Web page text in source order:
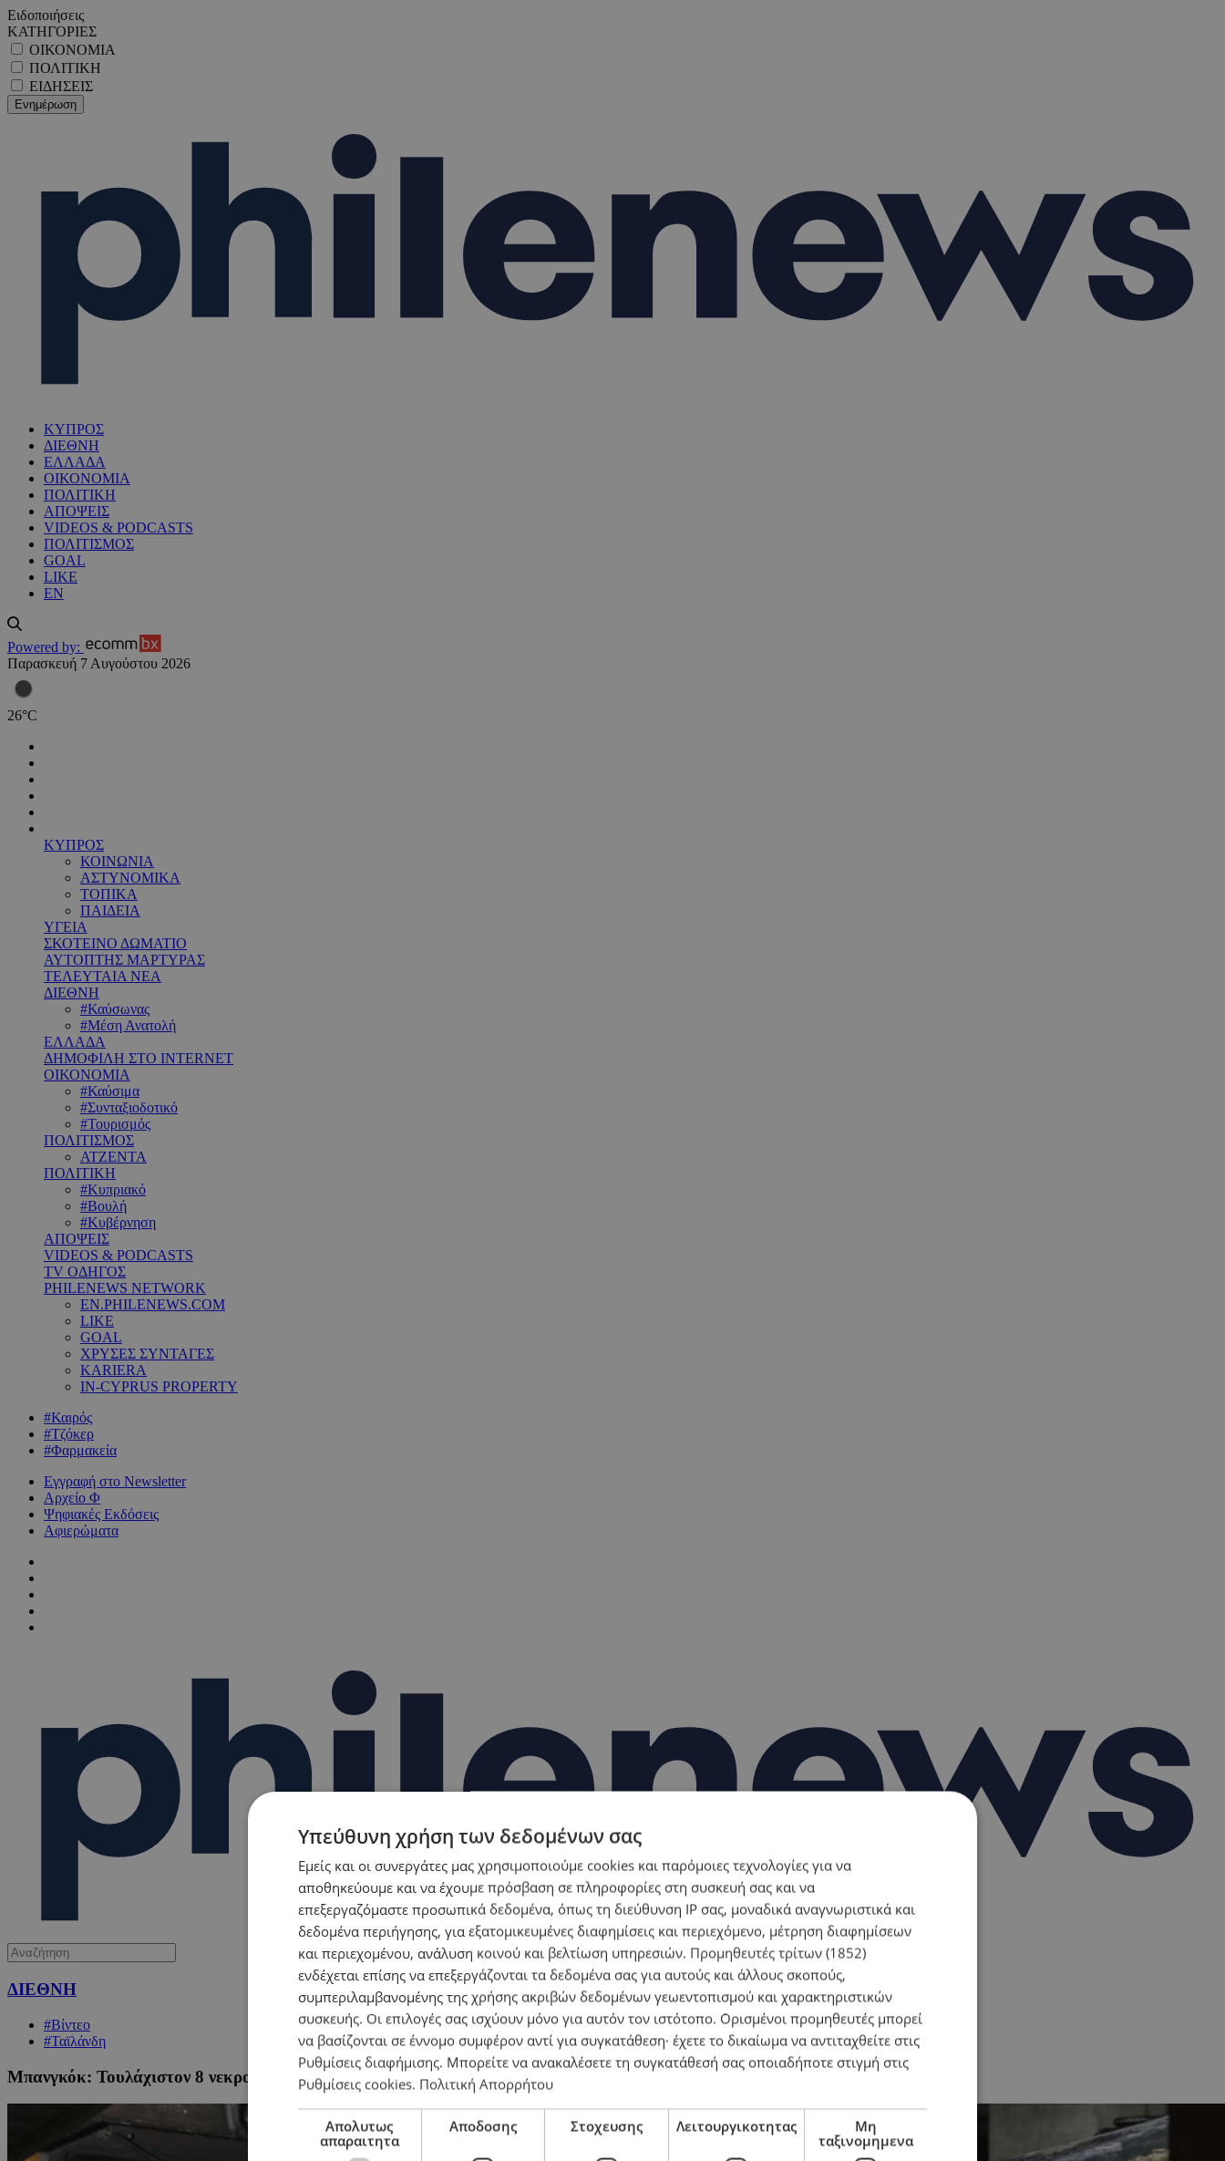
Ειδοποιήσεις
ΚΑΤΗΓΟΡΙΕΣ
ΟΙΚΟΝΟΜΙΑ
ΠΟΛΙΤΙΚΗ
ΕΙΔΗΣΕΙΣ
ΚΥΠΡΟΣ
ΔΙΕΘΝΗ
ΕΛΛΑΔΑ
ΟΙΚΟΝΟΜΙΑ
ΠΟΛΙΤΙΚΗ
ΑΠΟΨΕΙΣ
VIDEOS & PODCASTS
ΠΟΛΙΤΙΣΜΟΣ
GOAL
LIKE
EN
Powered by:
Παρασκευή 7 Αυγούστου 2026
26°C
ΚΥΠΡΟΣ
ΚΟΙΝΩΝΙΑ
ΑΣΤΥΝΟΜΙΚΑ
ΤΟΠΙΚΑ
ΠΑΙΔΕΙΑ
ΥΓΕΙΑ
ΣΚΟΤΕΙΝΟ ΔΩΜΑΤΙΟ
ΑΥΤΟΠΤΗΣ ΜΑΡΤΥΡΑΣ
ΤΕΛΕΥΤΑΙΑ ΝΕΑ
ΔΙΕΘΝΗ
#Καύσωνας
#Μέση Ανατολή
ΕΛΛΑΔΑ
ΔΗΜΟΦΙΛΗ ΣΤΟ INTERNET
ΟΙΚΟΝΟΜΙΑ
#Καύσιμα
#Συνταξιοδοτικό
#Τουρισμός
ΠΟΛΙΤΙΣΜΟΣ
ΑΤΖΕΝΤΑ
ΠΟΛΙΤΙΚΗ
#Κυπριακό
#Βουλή
#Κυβέρνηση
ΑΠΟΨΕΙΣ
VIDEOS & PODCASTS
TV ΟΔΗΓΟΣ
PHILENEWS NETWORK
EN.PHILENEWS.COM
LIKE
GOAL
ΧΡΥΣΕΣ ΣΥΝΤΑΓΕΣ
KARIERA
IN-CYPRUS PROPERTY
#Καιρός
#Τζόκερ
#Φαρμακεία
Εγγραφή στο Newsletter
Αρχείο Φ
Ψηφιακές Εκδόσεις
Αφιερώματα
ΔΙΕΘΝΗ
#Βίντεο
#Ταϊλάνδη
Μπανγκόκ: Τουλάχιστον 8 νεκροί και 35 τραυματίες μετά από σύγκρουση τρένου με αστικό λεωφορείο (βίντεο)
Υπεύθυνη χρήση των δεδομένων σας
Εμείς και οι συνεργάτες μας χρησιμοποιούμε cookies και παρόμοιες τεχνολογίες για να
αποθηκεύουμε και να έχουμε πρόσβαση σε πληροφορίες στη συσκευή σας και να
επεξεργαζόμαστε προσωπικά δεδομένα, όπως τη διεύθυνση IP σας, μοναδικά αναγνωριστικά και
δεδομένα περιήγησης, για εξατομικευμένες διαφημίσεις και περιεχόμενο, μέτρηση διαφημίσεων
και περιεχομένου, ανάλυση κοινού και βελτίωση υπηρεσιών. Προμηθευτές τρίτων (1852)
ενδέχεται επίσης να επεξεργάζονται τα δεδομένα σας για αυτούς και άλλους σκοπούς,
συμπεριλαμβανομένης της χρήσης ακριβών δεδομένων γεωεντοπισμού και χαρακτηριστικών
συσκευής. Οι επιλογές σας ισχύουν μόνο για αυτόν τον ιστότοπο. Ορισμένοι προμηθευτές μπορεί
να βασίζονται σε έννομο συμφέρον αντί για συγκατάθεση· έχετε το δικαίωμα να αντιταχθείτε στις
Ρυθμίσεις διαφήμισης. Μπορείτε να ανακαλέσετε τη συγκατάθεσή σας οποιαδήποτε στιγμή στις
Ρυθμίσεις cookies. Πολιτική Απορρήτου
Απολυτως
απαραιτητα
Αποδοσης Στοχευσης Λειτουργικοτητας
Μη
ταξινομημενα